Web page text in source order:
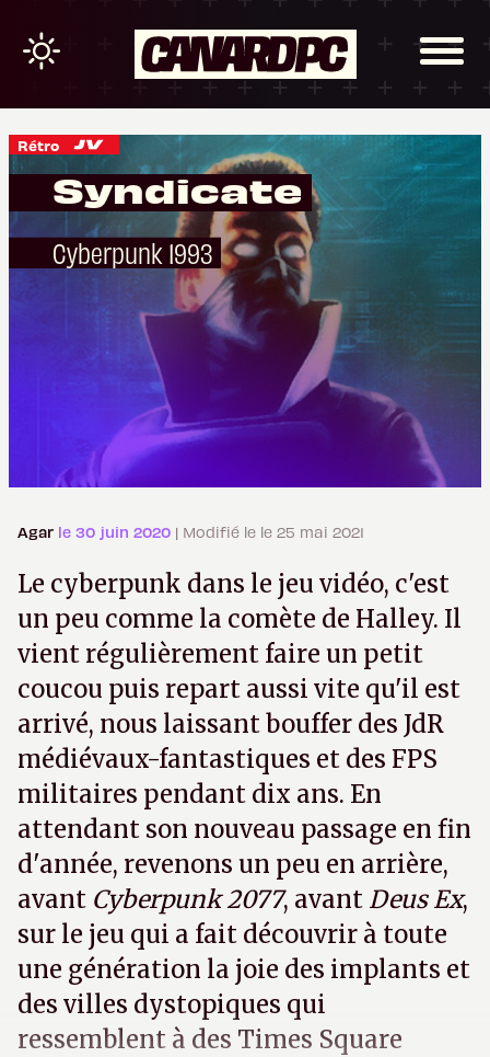
Rétro
Syndicate
Cyberpunk 1993
Agar le 30 juin 2020 | Modifié le le 25 mai 2021
Le cyberpunk dans le jeu vidéo, c'est
un peu comme la comète de Halley. Il
vient régulièrement faire un petit
coucou puis repart aussi vite qu'il est
arrivé, nous laissant bouffer des JdR
médiévaux-fantastiques et des FPS
militaires pendant dix ans. En
attendant son nouveau passage en fin
d'année, revenons un peu en arrière,
avant Cyberpunk 2077, avant Deus Ex,
sur le jeu qui a fait découvrir à toute
une génération la joie des implants et
des villes dystopiques qui
ressemblent à des Times Square